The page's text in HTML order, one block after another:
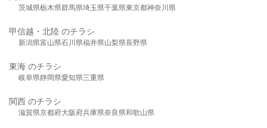
茨城県栃木県群馬県埼玉県千葉県東京都神奈川県
甲信越・北陸 のチラシ
新潟県富山県石川県福井県山梨県長野県
東海 のチラシ
岐阜県静岡県愛知県三重県
関西 のチラシ
滋賀県京都府大阪府兵庫県奈良県和歌山県